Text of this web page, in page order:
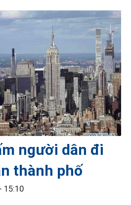
người dân đi
thành phố
15:10